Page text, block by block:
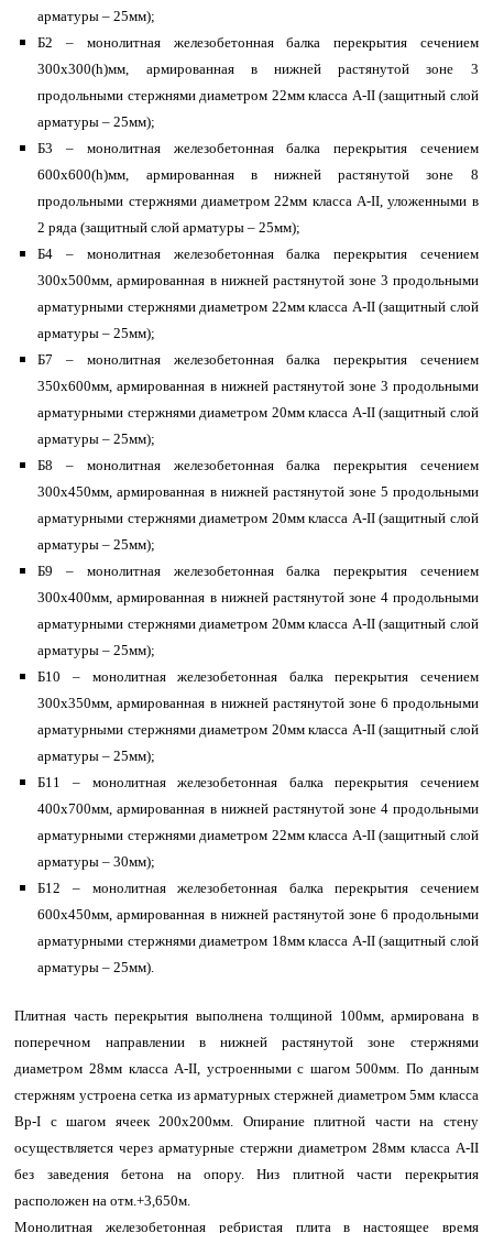
арматуры – 25мм);
Б2 – монолитная железобетонная балка перекрытия сечением
300х300(h)мм, армированная в нижней растянутой зоне 3
продольными стержнями диаметром 22мм класса A-II (защитный слой
арматуры – 25мм);
Б3 – монолитная железобетонная балка перекрытия сечением
600х600(h)мм, армированная в нижней растянутой зоне 8
продольными стержнями диаметром 22мм класса A-II, уложенными в
2 ряда (защитный слой арматуры – 25мм);
Б4 – монолитная железобетонная балка перекрытия сечением
300х500мм, армированная в нижней растянутой зоне 3 продольными
арматурными стержнями диаметром 22мм класса A-II (защитный слой
арматуры – 25мм);
Б7 – монолитная железобетонная балка перекрытия сечением
350х600мм, армированная в нижней растянутой зоне 3 продольными
арматурными стержнями диаметром 20мм класса A-II (защитный слой
арматуры – 25мм);
Б8 – монолитная железобетонная балка перекрытия сечением
300х450мм, армированная в нижней растянутой зоне 5 продольными
арматурными стержнями диаметром 20мм класса А-II (защитный слой
арматуры – 25мм);
Б9 – монолитная железобетонная балка перекрытия сечением
300х400мм, армированная в нижней растянутой зоне 4 продольными
арматурными стержнями диаметром 20мм класса А-II (защитный слой
арматуры – 25мм);
Б10 – монолитная железобетонная балка перекрытия сечением
300х350мм, армированная в нижней растянутой зоне 6 продольными
арматурными стержнями диаметром 20мм класса А-II (защитный слой
арматуры – 25мм);
Б11 – монолитная железобетонная балка перекрытия сечением
400х700мм, армированная в нижней растянутой зоне 4 продольными
арматурными стержнями диаметром 22мм класса А-II (защитный слой
арматуры – 30мм);
Б12 – монолитная железобетонная балка перекрытия сечением
600х450мм, армированная в нижней растянутой зоне 6 продольными
арматурными стержнями диаметром 18мм класса А-II (защитный слой
арматуры – 25мм).
Плитная часть перекрытия выполнена толщиной 100мм, армирована в
поперечном направлении в нижней растянутой зоне стержнями
диаметром 28мм класса A-II, устроенными с шагом 500мм. По данным
стержням устроена сетка из арматурных стержней диаметром 5мм класса
Вр-I с шагом ячеек 200х200мм. Опирание плитной части на стену
осуществляется через арматурные стержни диаметром 28мм класса A-II
без заведения бетона на опору. Низ плитной части перекрытия
расположен на отм.+3,650м.
Монолитная железобетонная ребристая плита в настоящее время